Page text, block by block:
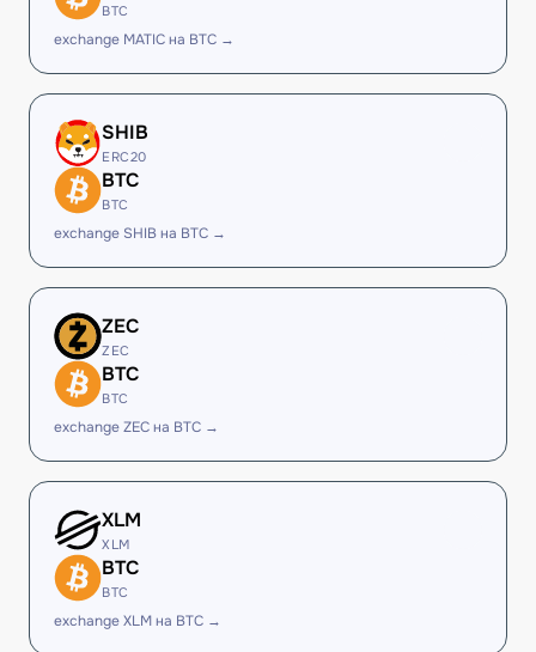
BTC
exchange MATIC на BTC →
SHIB
ERC20
BTC
BTC
exchange SHIB на BTC →
ZEC
ZEC
BTC
BTC
exchange ZEC на BTC →
XLM
XLM
BTC
BTC
exchange XLM на BTC →